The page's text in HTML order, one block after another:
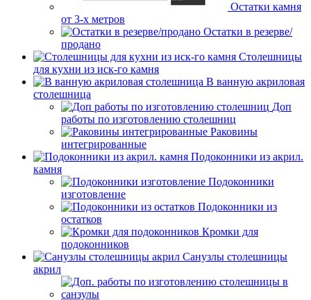
Остатки камня
от 3-х метров
Остатки в резерве/
продано
Столешницы
для кухни из иск-го камня
В ванную акриловая
столешница
Доп
работы по изготовлению столешниц
Раковины
интегрированные
Подоконники из акрил.
камня
Подоконники
изготовление
Подоконники из
остатков
Кромки для
подоконников
Санузлы столешницы
акрил